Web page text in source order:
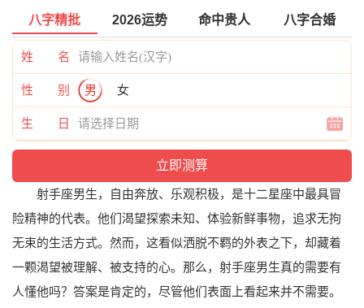
八字精批 2026运势 命中贵人 八字合婚
姓 名
性 别 男 女
生 日
射手座男生，自由奔放、乐观积极，是十二星座中最具冒
险精神的代表。他们渴望探索未知、体验新鲜事物，追求无拘
无束的生活方式。然而，这看似洒脱不羁的外表之下，却藏着
一颗渴望被理解、被支持的心。那么，射手座男生真的需要有
人懂他吗？答案是肯定的，尽管他们表面上看起来并不需要。